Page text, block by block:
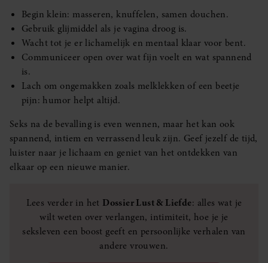
Begin klein: masseren, knuffelen, samen douchen.
Gebruik glijmiddel als je vagina droog is.
Wacht tot je er lichamelijk en mentaal klaar voor bent.
Communiceer open over wat fijn voelt en wat spannend
is.
Lach om ongemakken zoals melklekken of een beetje
pijn: humor helpt altijd.
Seks na de bevalling is even wennen, maar het kan ook
spannend, intiem en verrassend leuk zijn. Geef jezelf de tijd,
luister naar je lichaam en geniet van het ontdekken van
elkaar op een nieuwe manier.
Lees verder in het Dossier Lust & Liefde: alles wat je
wilt weten over verlangen, intimiteit, hoe je je
seksleven een boost geeft en persoonlijke verhalen van
andere vrouwen.